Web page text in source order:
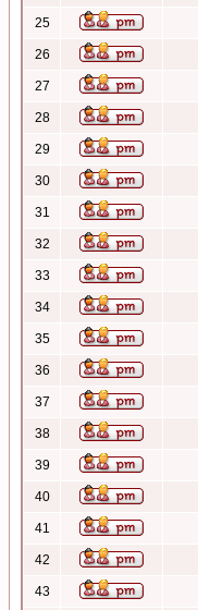
25
26
27
28
29
30
31
32
33
34
35
36
37
38
39
40
41
42
43